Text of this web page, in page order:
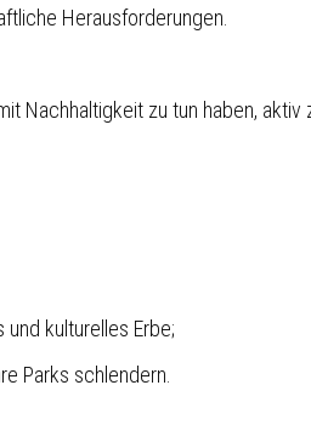
Herausforderungen.
Nachhaltigkeit zu tun haben,
kulturelles Erbe;
Parks schlendern.